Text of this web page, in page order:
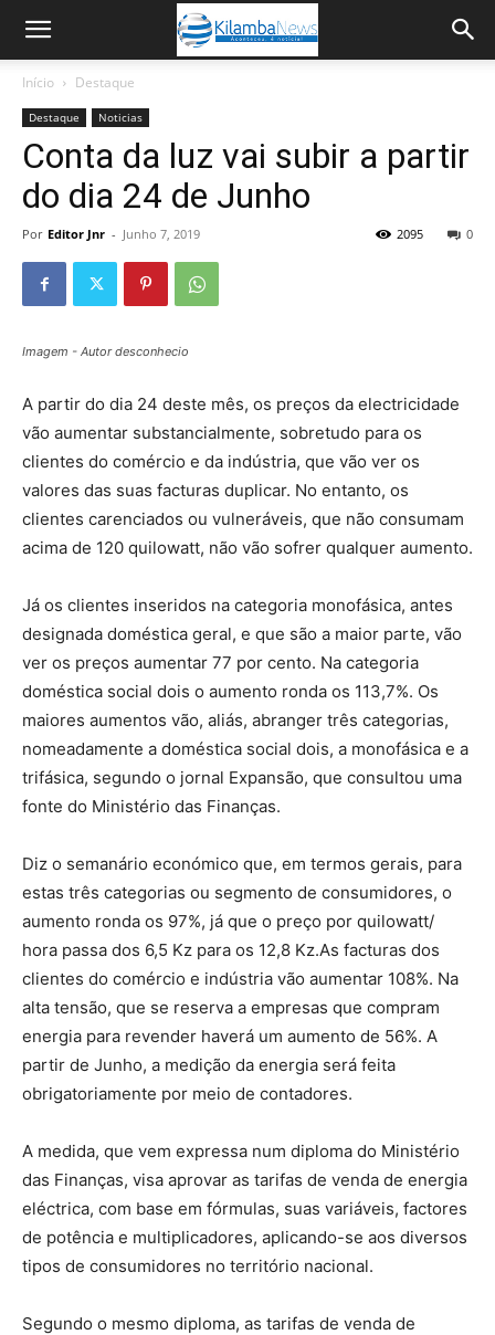
Início Destaque
Destaque Noticias
Conta da luz vai subir a partir
do dia 24 de Junho
Por Editor Jnr - Junho 7, 2019 0
2095
Imagem - Autor desconhecio
A partir do dia 24 deste mês, os preços da electricidade
vão aumentar substancialmente, sobretudo para os
clientes do comércio e da indústria, que vão ver os
valores das suas facturas duplicar. No entanto, os
clientes carenciados ou vulneráveis, que não consumam
acima de 120 quilowatt, não vão sofrer qualquer aumento.
Já os clientes inseridos na categoria monofásica, antes
designada doméstica geral, e que são a maior parte, vão
ver os preços aumentar 77 por cento. Na categoria
doméstica social dois o aumento ronda os 113,7%. Os
maiores aumentos vão, aliás, abranger três categorias,
nomeadamente a doméstica social dois, a monofásica e a
trifásica, segundo o jornal Expansão, que consultou uma
fonte do Ministério das Finanças.
Diz o semanário económico que, em termos gerais, para
estas três categorias ou segmento de consumidores, o
aumento ronda os 97%, já que o preço por quilowatt/
hora passa dos 6,5 Kz para os 12,8 Kz.As facturas dos
clientes do comércio e indústria vão aumentar 108%. Na
alta tensão, que se reserva a empresas que compram
energia para revender haverá um aumento de 56%. A
partir de Junho, a medição da energia será feita
obrigatoriamente por meio de contadores.
A medida, que vem expressa num diploma do Ministério
das Finanças, visa aprovar as tarifas de venda de energia
eléctrica, com base em fórmulas, suas variáveis, factores
de potência e multiplicadores, aplicando-se aos diversos
tipos de consumidores no território nacional.
Segundo o mesmo diploma, as tarifas de venda de